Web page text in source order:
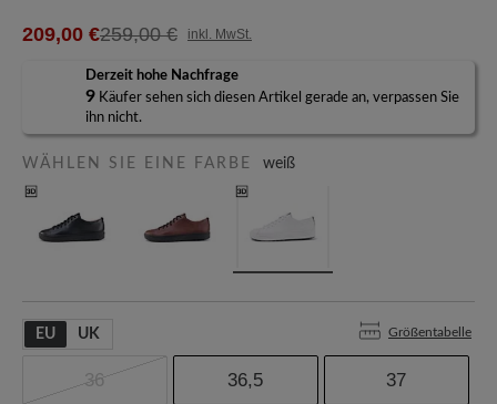
209,00 €259,00 € inkl. MwSt.
Derzeit hohe Nachfrage
9 Käufer sehen sich diesen Artikel gerade an, verpassen Sie
ihn nicht.
WÄHLEN SIE EINE FARBE weiß
EU UK Größentabelle
36 36,5 37